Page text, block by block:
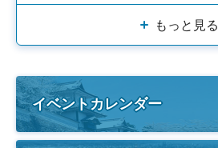
もっと見る
イベントカレンダー